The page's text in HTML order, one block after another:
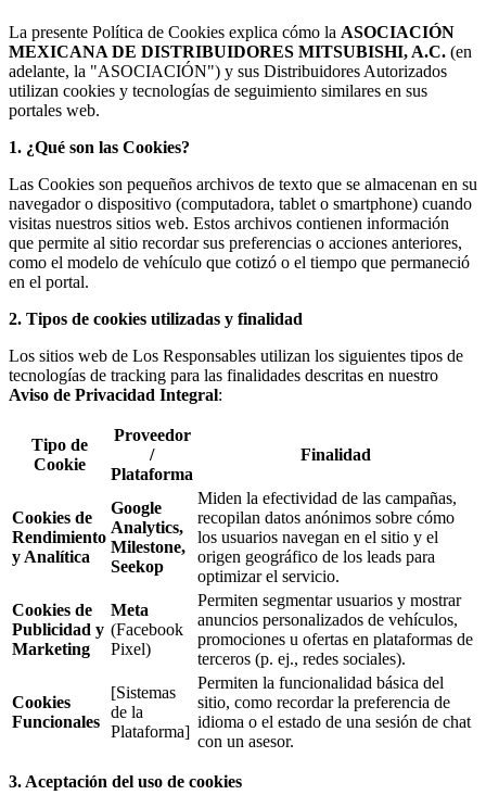
La presente Política de Cookies explica cómo la ASOCIACIÓN
MEXICANA DE DISTRIBUIDORES MITSUBISHI, A.C. (en
adelante, la "ASOCIACIÓN") y sus Distribuidores Autorizados
utilizan cookies y tecnologías de seguimiento similares en sus
portales web.
1. ¿Qué son las Cookies?
Las Cookies son pequeños archivos de texto que se almacenan en su
navegador o dispositivo (computadora, tablet o smartphone) cuando
visitas nuestros sitios web. Estos archivos contienen información
que permite al sitio recordar sus preferencias o acciones anteriores,
como el modelo de vehículo que cotizó o el tiempo que permaneció
en el portal.
2. Tipos de cookies utilizadas y finalidad
Los sitios web de Los Responsables utilizan los siguientes tipos de
tecnologías de tracking para las finalidades descritas en nuestro
Aviso de Privacidad Integral:
Tipo de
Cookie
Proveedor
/
Plataforma
Finalidad
Cookies de
Rendimiento
y Analítica
Google
Analytics,
Milestone,
Seekop
Miden la efectividad de las campañas,
recopilan datos anónimos sobre cómo
los usuarios navegan en el sitio y el
origen geográfico de los leads para
optimizar el servicio.
Cookies de
Publicidad y
Marketing
Meta
(Facebook
Pixel)
Permiten segmentar usuarios y mostrar
anuncios personalizados de vehículos,
promociones u ofertas en plataformas de
terceros (p. ej., redes sociales).
Cookies
Funcionales
[Sistemas
de la
Plataforma]
Permiten la funcionalidad básica del
sitio, como recordar la preferencia de
idioma o el estado de una sesión de chat
con un asesor.
3. Aceptación del uso de cookies